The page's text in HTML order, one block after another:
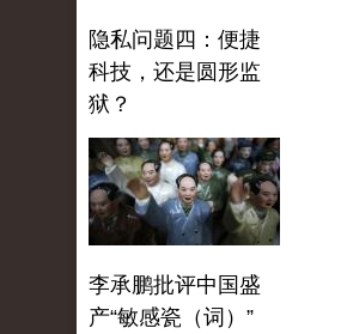
隐私问题四：便捷
科技，还是圆形监
狱？
李承鹏批评中国盛
产“敏感瓷（词）”